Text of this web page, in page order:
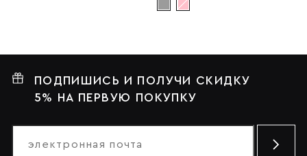
ПОДПИШИСЬ И ПОЛУЧИ СКИДКУ
5% НА ПЕРВУЮ ПОКУПКУ